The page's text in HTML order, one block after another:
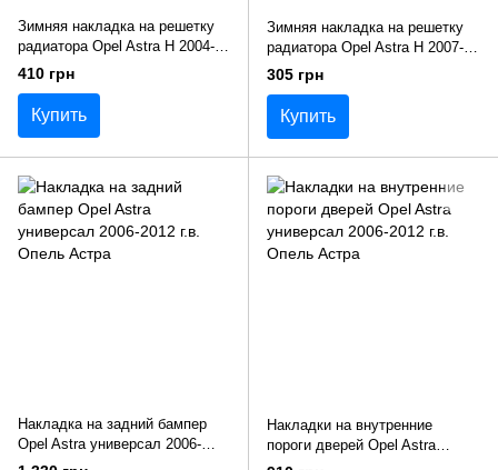
Зимняя накладка на решетку
радиатора Opel Astra H 2004-
2007 г.в. Астра
410 грн
Купить
Зимняя накладка на решетку
радиатора Opel Astra H 2007-
2013 г.в. Астра
305 грн
Купить
Накладка на задний бампер
Opel Astra универсал 2006-
2012 г.в. Опель Астра
Накладки на внутренние
пороги дверей Opel Astra
универсал 2006-2012 г.в.